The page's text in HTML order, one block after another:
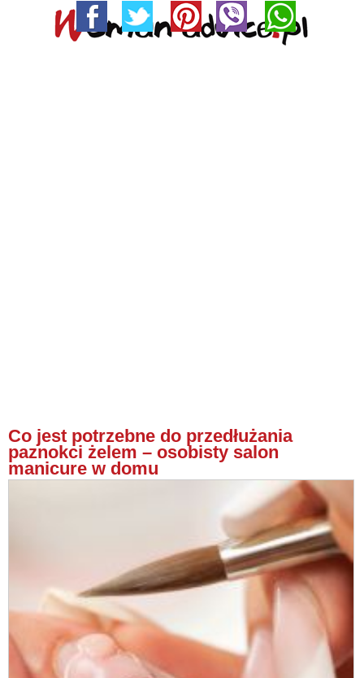
Co jest potrzebne do przedłużania
paznokci żelem – osobisty salon
manicure w domu